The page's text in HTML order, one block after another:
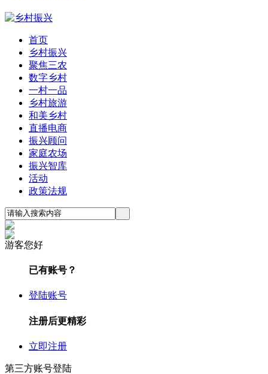
首页
乡村振兴
聚焦三农
数字乡村
一村一品
乡村旅游
和美乡村
直播电商
振兴顾问
家庭农场
振兴智库
活动
政策法规
游客您好
已有账号？
登陆账号
注册后更精彩
立即注册
第三方账号登陆